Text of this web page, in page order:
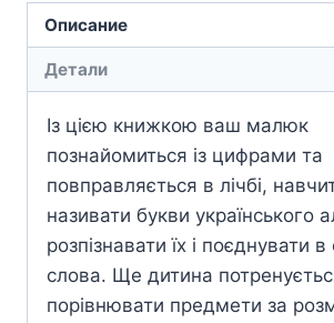
Описание
Детали
Із цією книжкою ваш малюк
познайомиться із цифрами та
повправляється в лічбі,
називати букви укра­їнського
розпізнавати їх і поєднувати
слова. Ще дитина
порівнювати предмети за